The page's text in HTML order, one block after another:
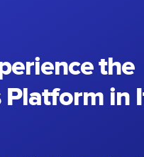
the
Platform in